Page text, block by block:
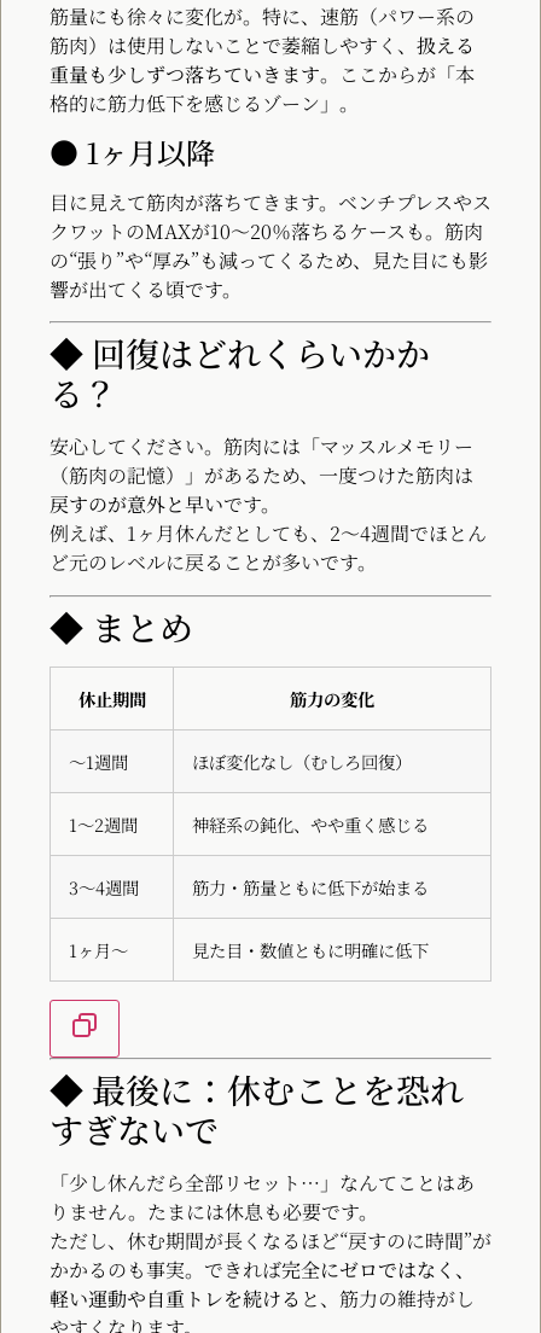
筋量にも徐々に変化が。特に、速筋（パワー系の
筋肉）は使用しないことで萎縮しやすく、 扱える
重量も少しずつ落ちていきます。ここからが「本
格的に筋力低下を感じるゾーン」。
● 1ヶ月以降
目に見えて筋肉が落ちてきます。ベンチプレスやス
クワットのMAXが10〜20％落ちるケースも。筋肉
の“張り”や“厚み”も減ってくるため、見た目にも影
響が出てくる頃です。
◆ 回復はどれくらいかか
る？
安心してください。筋肉には「マッスルメモリー
（筋肉の記憶）」があるため、一度つけた筋肉は
戻すのが意外と早いです。
例えば、1ヶ月休んだとしても、2〜4週間でほとん
ど元のレベルに戻ることが多いです。
◆ まとめ
休止期間 筋力の変化
〜1週間 ほぼ変化なし（むしろ回復）
1〜2週間 神経系の鈍化、やや重く感じる
3〜4週間 筋力・筋量ともに低下が始まる
1ヶ月〜 見た目・数値ともに明確に低下
◆ 最後に：休むことを恐れ
すぎないで
「少し休んだら全部リセット…」なんてことはあ
りません。たまには休息も必要です。
ただし、休む期間が長くなるほど“戻すのに時間”が
かかるのも事実。できれば完全にゼロではなく、
軽い運動や自重トレを続ける と、筋力の維持がし
やすくなります。